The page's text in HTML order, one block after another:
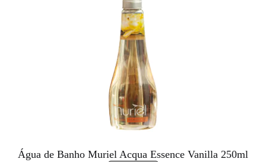
Água de Banho Muriel Acqua Essence Vanilla 250ml